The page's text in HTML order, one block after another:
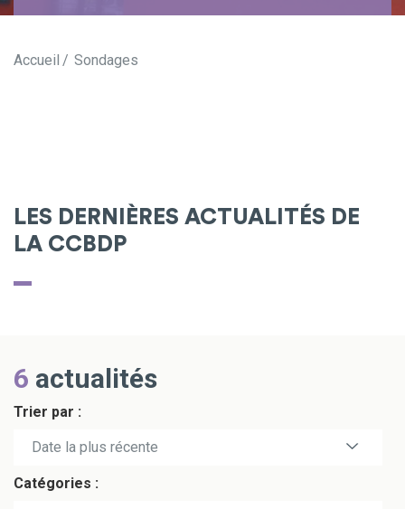
Accueil Sondages
LES DERNIÈRES ACTUALITÉS DE
LA CCBDP
6 actualités
Trier par :
Date la plus récente
Date la plus ancienne
Catégories :